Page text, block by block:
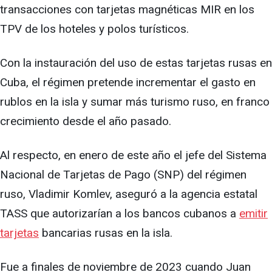
transacciones con tarjetas magnéticas MIR en los
TPV de los hoteles y polos turísticos.
Con la instauración del uso de estas tarjetas rusas en
Cuba, el régimen pretende incrementar el gasto en
rublos en la isla y sumar más turismo ruso, en franco
crecimiento desde el año pasado.
Al respecto, en enero de este año el jefe del Sistema
Nacional de Tarjetas de Pago (SNP) del régimen
ruso, Vladimir Komlev, aseguró a la agencia estatal
TASS que autorizarían a los bancos cubanos a emitir
tarjetas bancarias rusas en la isla.
Fue a finales de noviembre de 2023 cuando Juan